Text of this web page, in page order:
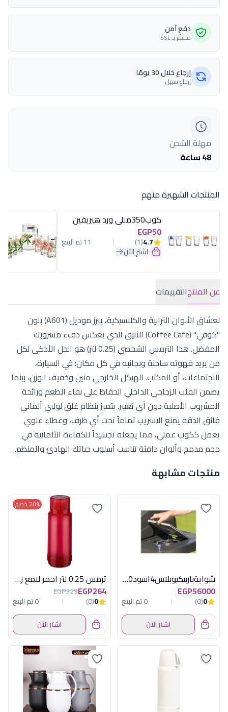
دفع آمن
مشفّر بـ SSL
إرجاع خلال 30 يومًا
إرجاع سهل
مهلة الشحن
48 ساعة
المنتجات الشهيرة منهم
كوب350مللى ورد هيريفين
EGP50
4.7
(1) 11 تم البيع
اشترِ الآن
عن المنتجالتقييمات
لعشاق الألوان الترابية والكلاسيكية، يبرز موديل (A601) بلون
"كوفي" (Coffee Cafe) الأنيق الذي يعكس دفء مشروبك
المفضل. هذا الترمس الشخصي (0.25 لتر) هو الحل الأذكى لكل
من يريد قهوته ساخنة وبجانبه في كل مكان؛ في السيارة،
الاجتماعات، أو المكتب. الهيكل الخارجي متين وخفيف الوزن، بينما
يضمن القلب الزجاجي الداخلي الحفاظ على نقاء الطعم ورائحة
المشروب الأصلية دون أي تغيير. يتميز بنظام غلق لولبي ألماني
فائق الدقة يمنع التسريب تماماً تحت أي ظرف، وغطاء علوي
يعمل ككوب عملي، مما يجعله تجسيداً للكفاءة الألمانية في
حجم مدمج وألوان دافئة تناسب أسلوب حياتك الهادئ والمنظم.
منتجات مشابهة
شوايةباربيكيوبلاس4اسود3500سم مربعةكامبين
EGP56000
0
(0)
0 تم البيع
اشترِ الآن
20% خصم
ترمس 0.25 لتر احمر لامع روتبونكت المانى
EGP264
EGP329
0
(0)
0 تم البيع
اشترِ الآن